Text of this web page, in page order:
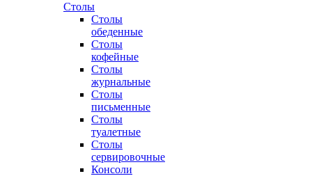
Столы
Столы
обеденные
Столы
кофейные
Столы
журнальные
Столы
письменные
Столы
туалетные
Столы
сервировочные
Консоли